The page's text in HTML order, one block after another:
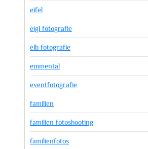
eifel
eigl fotografie
elb fotografie
emmental
eventfotografie
familien
familien fotoshooting
familienfotos